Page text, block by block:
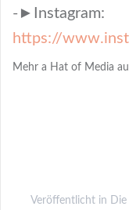
-►Instagram:
https://
Mehr a Hat of Media
Veröffentlicht in